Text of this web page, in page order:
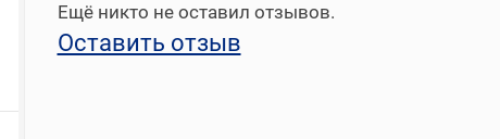
Ещё никто не оставил отзывов.
Оставить отзыв